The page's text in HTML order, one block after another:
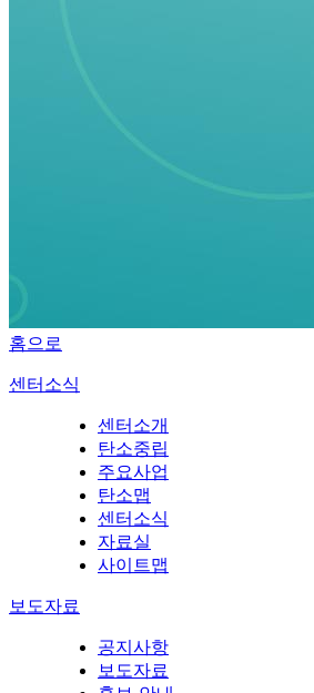
홈으로
센터소식
센터소개
탄소중립
주요사업
탄소맵
센터소식
자료실
사이트맵
보도자료
공지사항
보도자료